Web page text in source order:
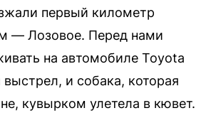
первый километр
— Лозовое. Перед нами
на автомобиле Toyota
и собака, которая
кувырком улетела в кювет.